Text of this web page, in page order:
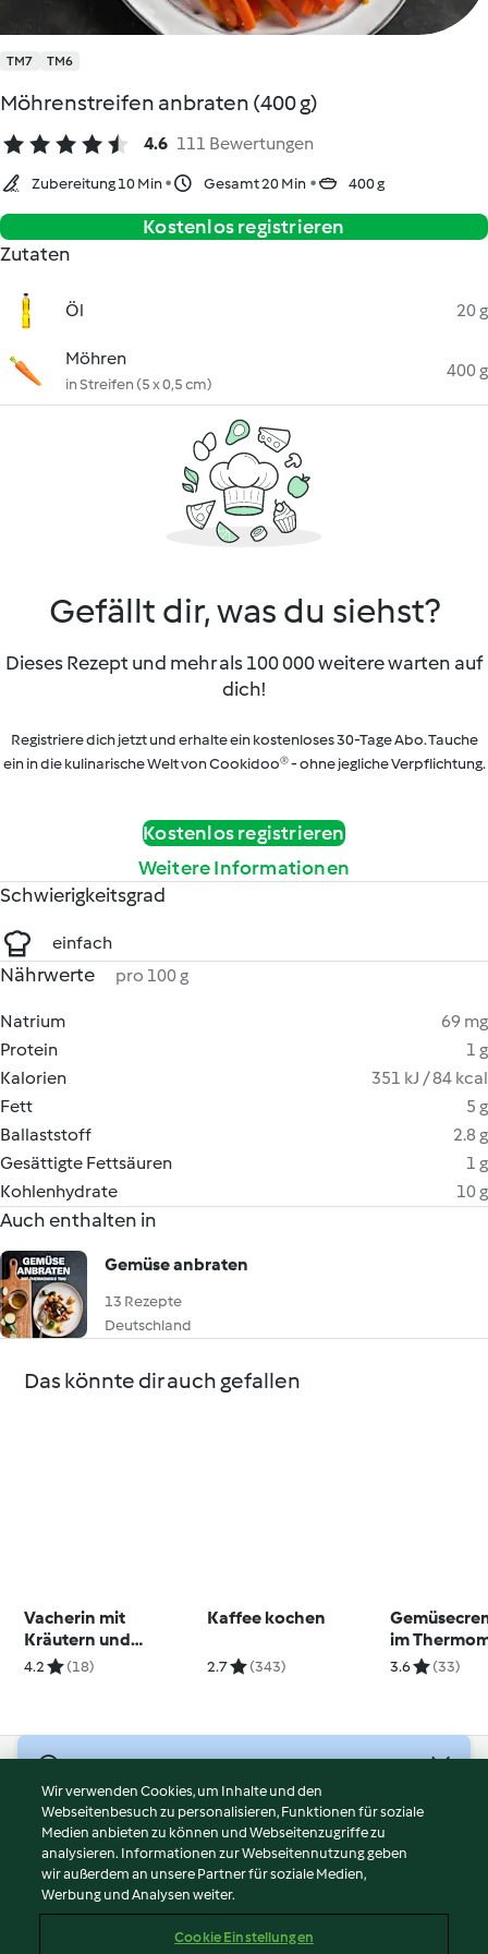
TM7 TM6
Möhrenstreifen anbraten (400 g)
4.6 111 Bewertungen
Zubereitung 10 Min Gesamt 20 Min 400 g
Kostenlos registrieren
Zutaten
Öl 20 g
Möhren
in Streifen (5 x 0,5 cm)
400 g
Gefällt dir, was du siehst?
Dieses Rezept und mehr als 100 000 weitere warten auf
dich!
Registriere dich jetzt und erhalte ein kostenloses 30-Tage Abo. Tauche
ein in die kulinarische Welt von Cookidoo® - ohne jegliche Verpflichtung.
Kostenlos registrieren
Weitere Informationen
Schwierigkeitsgrad
einfach
Nährwerte pro 100 g
Natrium
69 mg
Protein
1 g
Kalorien
351 kJ / 84 kcal
Fett
5 g
Ballaststoff
2.8 g
Gesättigte Fettsäuren
1 g
Kohlenhydrate
10 g
Auch enthalten in
Gemüse anbraten
13 Rezepte
Deutschland
Das könnte dir auch gefallen
Vacherin mit
Kräutern und
Kartoffeln
4.2 (18)
Kaffee kochen
2.7 (343)
im
3.6 (33)
Nutzungsbedingungen
Datenschutzrichtlinien
Disclaimer
Impressum
Wir verwenden Cookies, um Inhalte und den
Webseitenbesuch zu personalisieren, Funktionen für soziale
Medien anbieten zu können und Webseitenzugriffe zu
analysieren. Informationen zur Webseitennutzung geben
wir außerdem an unsere Partner für soziale Medien,
Werbung und Analysen weiter.
Cookie Einstellungen